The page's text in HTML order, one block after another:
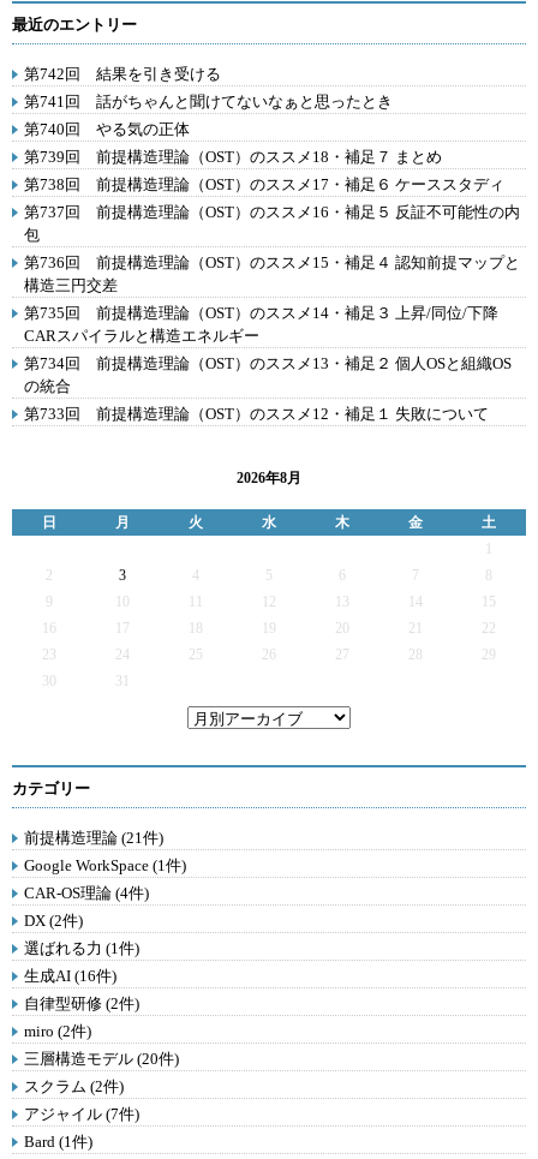
最近のエントリー
第742回 結果を引き受ける
第741回 話がちゃんと聞けてないなぁと思ったとき
第740回 やる気の正体
第739回 前提構造理論（OST）のススメ18・補足７ まとめ
第738回 前提構造理論（OST）のススメ17・補足６ ケーススタディ
第737回 前提構造理論（OST）のススメ16・補足５ 反証不可能性の内
包
第736回 前提構造理論（OST）のススメ15・補足４ 認知前提マップと
構造三円交差
第735回 前提構造理論（OST）のススメ14・補足３ 上昇/同位/下降
CARスパイラルと構造エネルギー
第734回 前提構造理論（OST）のススメ13・補足２ 個人OSと組織OS
の統合
第733回 前提構造理論（OST）のススメ12・補足１ 失敗について
2026年8月
日 月 火 水 木 金
土
2
3 4 5 6 7
9
12 13 14
15
16
17 19 20 21
22
23
24 25 26 27 28
29
30
31
カテゴリー
前提構造理論 (21件)
Google WorkSpace (1件)
CAR-OS理論 (4件)
DX (2件)
選ばれる力 (1件)
生成AI (16件)
自律型研修 (2件)
miro (2件)
三層構造モデル (20件)
スクラム (2件)
アジャイル (7件)
Bard (1件)